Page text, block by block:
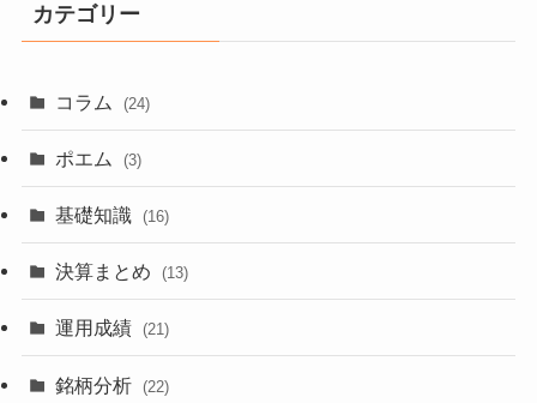
カテゴリー
コラム (24)
ポエム (3)
基礎知識 (16)
決算まとめ (13)
運用成績 (21)
銘柄分析 (22)